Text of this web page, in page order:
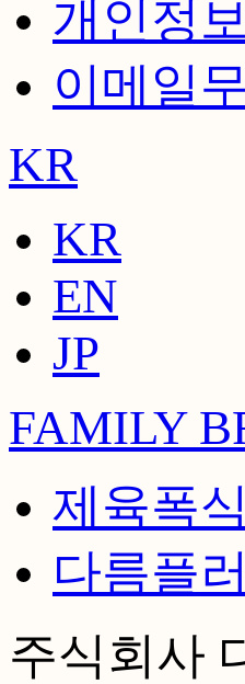
개인정
이메일
KR
KR
EN
JP
FAMILY
제육폭식
다름플
주식회사